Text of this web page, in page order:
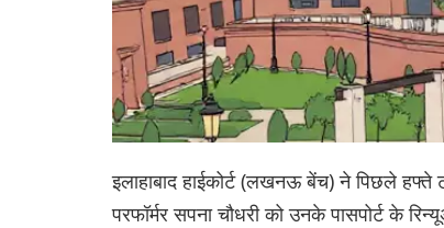
इलाहाबाद हाईकोर्ट (लखनऊ बेंच) ने पिछले
परफॉर्मर सपना चौधरी को उनके पासपोर्ट के